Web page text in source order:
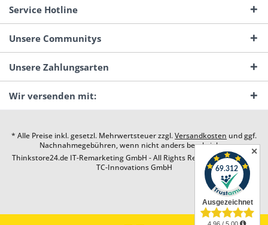
Service Hotline
Unsere Communitys
Unsere Zahlungsarten
Wir versenden mit:
* Alle Preise inkl. gesetzl. Mehrwertsteuer zzgl.Versandkosten und ggf.
Nachnahmegebühren, wenn nicht anders beschrieben
Thinkstore24.de IT-Remarketing GmbH - All Rights Reserved. Design by
TC-Innovations GmbH
✕